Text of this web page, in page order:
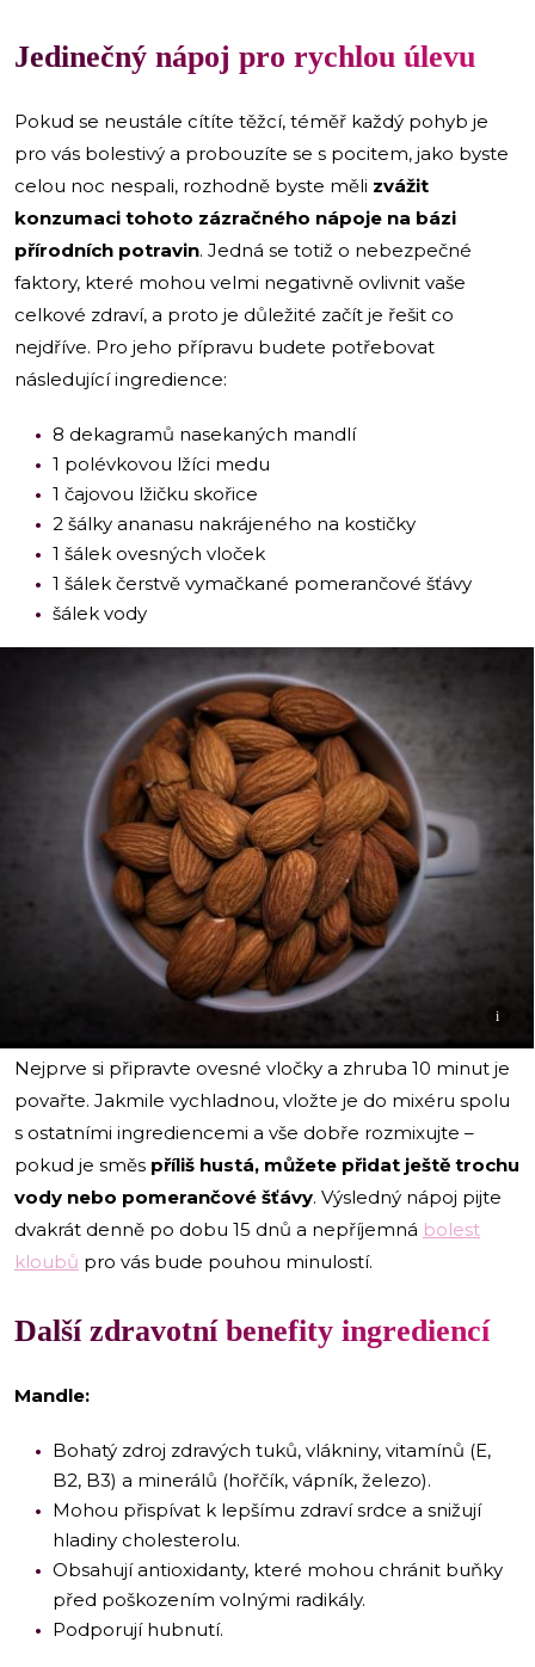
Jedinečný nápoj pro rychlou úlevu
Pokud se neustále cítíte těžcí, téměř každý pohyb je
pro vás bolestivý a probouzíte se s pocitem, jako byste
celou noc nespali, rozhodně byste měli zvážit
konzumaci tohoto zázračného nápoje na bázi
přírodních potravin. Jedná se totiž o nebezpečné
faktory, které mohou velmi negativně ovlivnit vaše
celkové zdraví, a proto je důležité začít je řešit co
nejdříve. Pro jeho přípravu budete potřebovat
následující ingredience:
8 dekagramů nasekaných mandlí
1 polévkovou lžíci medu
1 čajovou lžičku skořice
2 šálky ananasu nakrájeného na kostičky
1 šálek ovesných vloček
1 šálek čerstvě vymačkané pomerančové šťávy
šálek vody
i
Nejprve si připravte ovesné vločky a zhruba 10 minut je
povařte. Jakmile vychladnou, vložte je do mixéru spolu
s ostatními ingrediencemi a vše dobře rozmixujte –
pokud je směs příliš hustá, můžete přidat ještě trochu
vody nebo pomerančové šťávy. Výsledný nápoj pijte
dvakrát denně po dobu 15 dnů a nepříjemná bolest
kloubů pro vás bude pouhou minulostí.
Další zdravotní benefity ingrediencí
Mandle:
Bohatý zdroj zdravých tuků, vlákniny, vitamínů (E,
B2, B3) a minerálů (hořčík, vápník, železo).
Mohou přispívat k lepšímu zdraví srdce a snižují
hladiny cholesterolu.
Obsahují antioxidanty, které mohou chránit buňky
před poškozením volnými radikály.
Podporují hubnutí.